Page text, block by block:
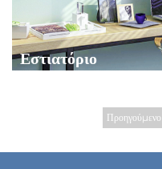
Εστιατόριο
Προηγούμενο